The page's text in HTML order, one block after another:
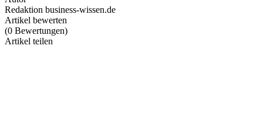
Redaktion business-wissen.de
Artikel bewerten
(0 Bewertungen)
Artikel teilen